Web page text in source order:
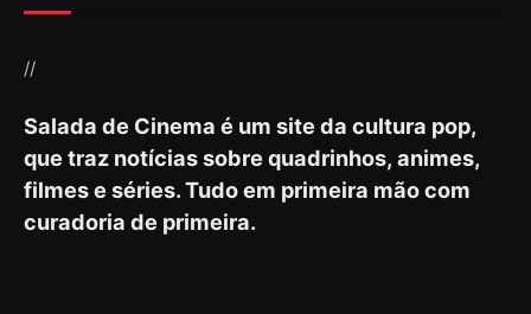
//
Salada de Cinema é um site da cultura pop,
que traz notícias sobre quadrinhos, animes,
filmes e séries. Tudo em primeira mão com
curadoria de primeira.